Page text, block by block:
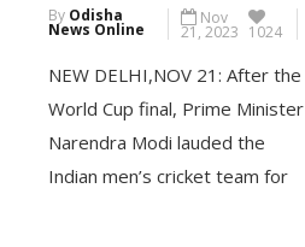
ଶାହା ଏ ପରାଜୟକୁ ସହଜରେ ଗ୍ରହଣ
CONTINUE READING
By Odisha
News Online
Nov
21, 2023 1024
NEW DELHI,NOV 21: After the
World Cup final, Prime Minister
Narendra Modi lauded the
Indian men’s cricket team for